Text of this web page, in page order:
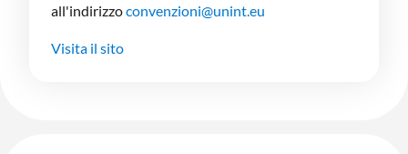
all'indirizzoconvenzioni@unint.eu
Visita il sito